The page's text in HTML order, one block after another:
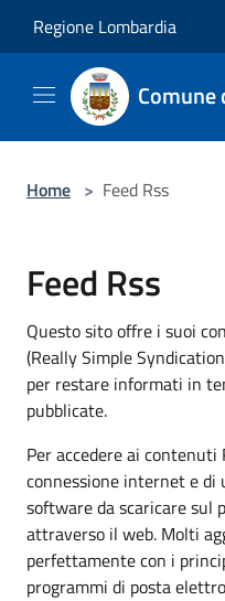
Regione Lombardia
Comune
Home > Feed Rss
Feed Rss
Questo sito offre i suoi
(Really Simple
per restare informati in
pubblicate.
Per accedere ai
connessione internet e di
software da scaricare sul
attraverso il web. Molti
perfettamente con i
programmi di posta